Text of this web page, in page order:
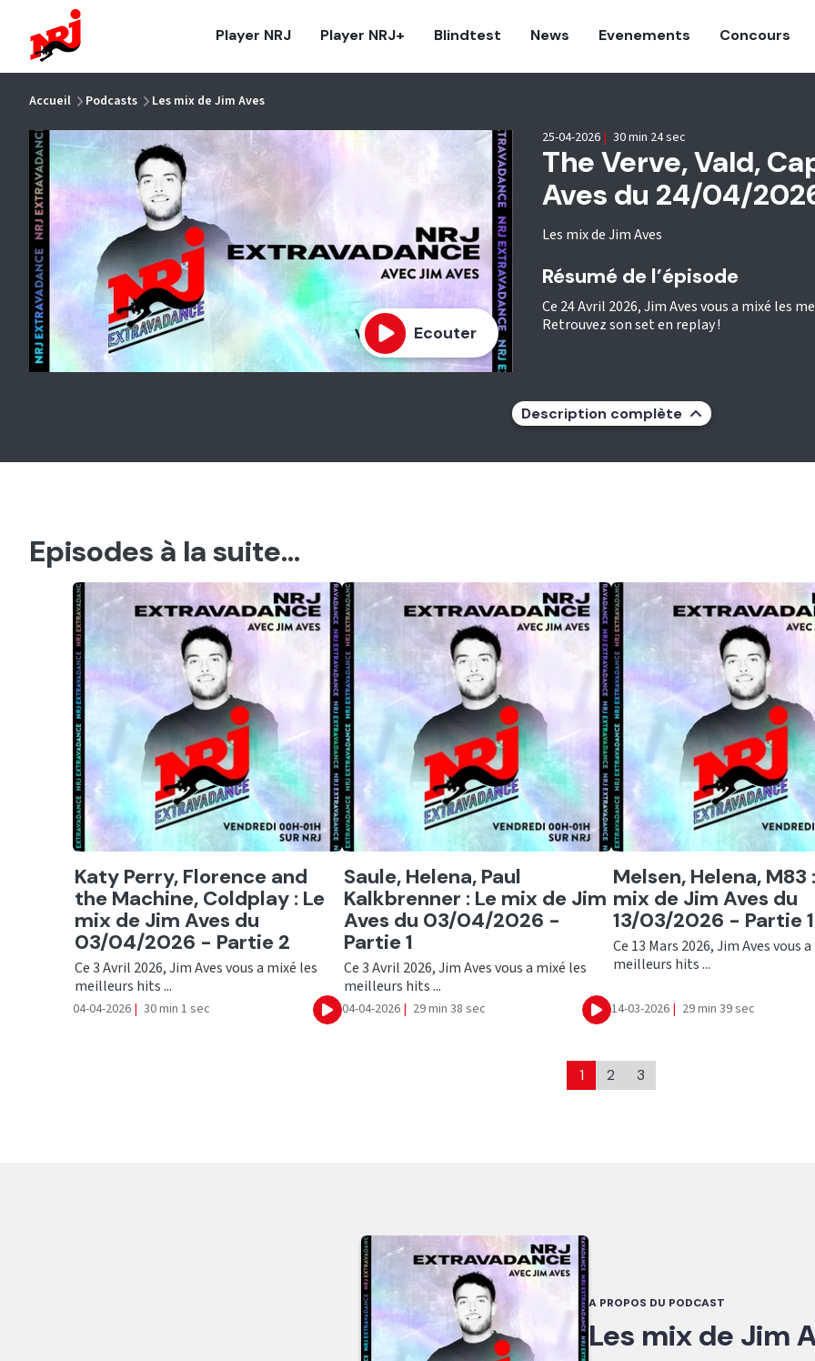
Player NRJ Player NRJ+ Blindtest News Evenements Concours
Accueil Podcasts Les mix de Jim Aves
Ecouter
The Verve, Vald,
Aves du 24/04/
Les mix de Jim Aves
25-04-2026 | 30 min 24 sec
Résumé de l’épisode
Ce 24 Avril 2026, Jim Aves vous a mixé les
Retrouvez son set en replay !
Description complète
Episodes à la suite...
Ecouter
Katy Perry, Florence and
the Machine, Coldplay : Le
mix de Jim Aves du
03/04/2026 - Partie 2
Ce 3 Avril 2026, Jim Aves vous a mixé les
meilleurs hits ...
04-04-2026 | 30 min 1 sec Ecouter
Ecouter
Saule, Helena, Paul
Kalkbrenner : Le mix de Jim
Aves du 03/04/2026 -
Partie 1
Ce 3 Avril 2026, Jim Aves vous a mixé les
meilleurs hits ...
04-04-2026 | 29 min 38 sec Ecouter
Ecouter
Melsen, Helena, M83
mix de Jim Aves du
13/03/2026 - Partie 1
Ce 13 Mars 2026, Jim Aves vous
meilleurs hits ...
14-03-2026 | 29 min 39 sec
1 2 3
A PROPOS DU PODCAST
Les mix de Jim